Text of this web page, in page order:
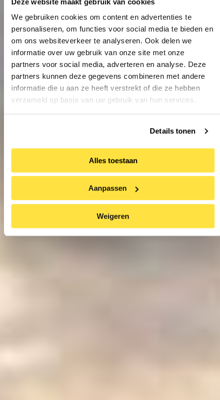
We gebruiken cookies om content en advertenties te
personaliseren, om functies voor social media te bieden en
om ons websiteverkeer te analyseren. Ook delen we
informatie over uw gebruik van onze site met onze
partners voor social media, adverteren en analyse. Deze
partners kunnen deze gegevens combineren met andere
informatie die u aan ze heeft verstrekt of die ze hebben
verzameld op basis van uw gebruik van hun services.
Details tonen
Alles toestaan
Aanpassen
Weigeren